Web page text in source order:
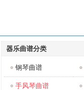
器乐曲谱分类
钢琴曲谱
手风琴曲谱